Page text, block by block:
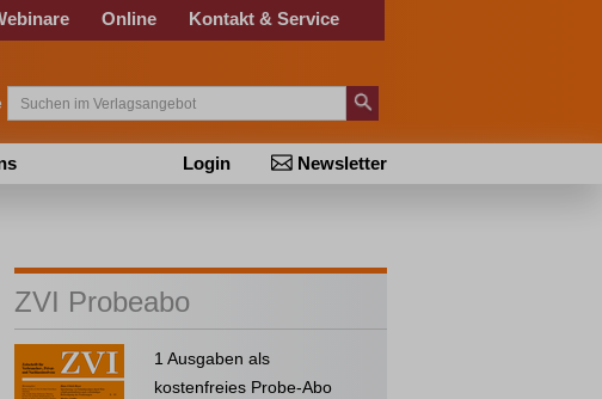
Online Kontakt & Service
Newsletter
Login
ZVI Probeabo
1 Ausgaben als
kostenfreies Probe-Abo